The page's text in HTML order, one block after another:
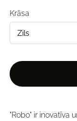
Krāsa
"Robo" ir inovatīva